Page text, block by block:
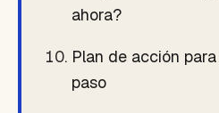
ahora?
Plan de acción
paso